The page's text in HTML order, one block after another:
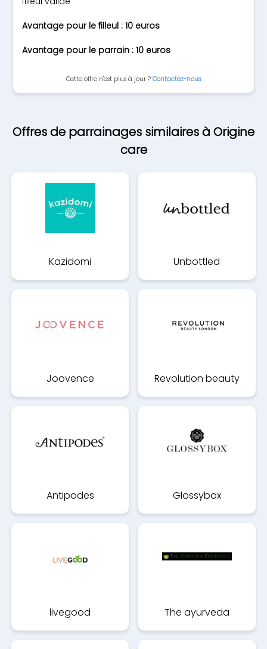
Avantage pour le filleul : 10 euros
Avantage pour le parrain : 10 euros
Cette offre n'est plus à jour ? Contactez-nous
Offres de parrainages similaires à Origine
care
Kazidomi Unbottled
Joovence Revolution beauty
Antipodes Glossybox
livegood The ayurveda